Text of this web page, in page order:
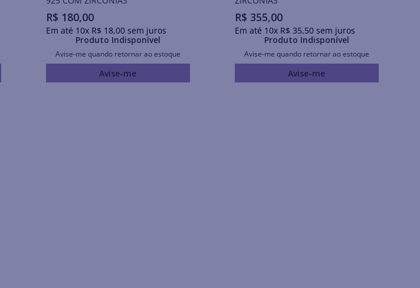
R$ 180,00
Em até 10x R$ 18,00sem juros
Produto Indisponível
Avise-me quando retornar ao estoque
Avise-me
R$ 355,00
Em até 10x R$ 35,50sem juros
Produto Indisponível
Avise-me quando retornar ao estoque
Avise-me